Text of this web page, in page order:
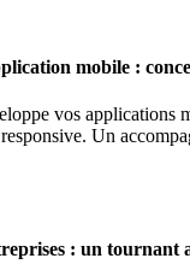
mobile :
vos applications
Un
: un tournant